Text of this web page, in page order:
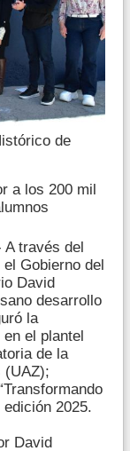
de
a los 200 mil
A través del
Gobierno del
David
desarrollo
la
el plantel
de la
(UAZ);
2025.
David